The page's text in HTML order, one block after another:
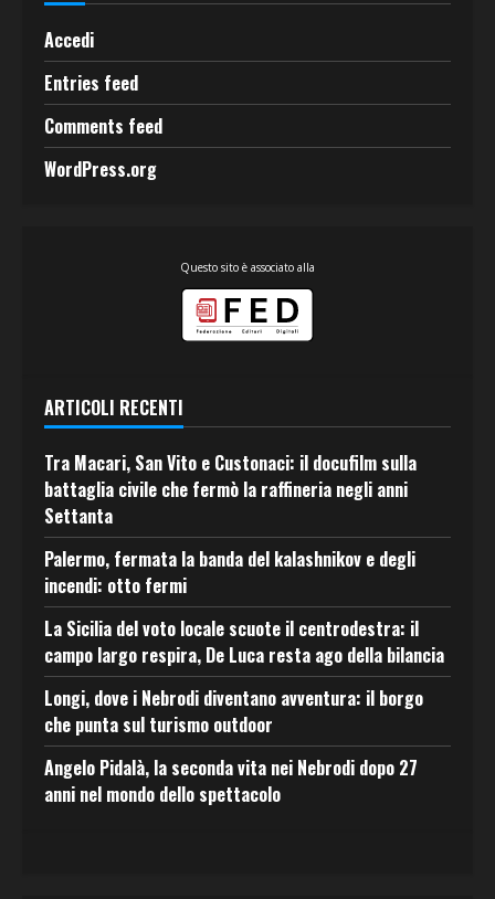
Accedi
Entries feed
Comments feed
WordPress.org
Questo sito è associato alla
ARTICOLI RECENTI
Tra Macari, San Vito e Custonaci: il docufilm sulla
battaglia civile che fermò la raffineria negli anni
Settanta
Palermo, fermata la banda del kalashnikov e degli
incendi: otto fermi
La Sicilia del voto locale scuote il centrodestra: il
campo largo respira, De Luca resta ago della bilancia
Longi, dove i Nebrodi diventano avventura: il borgo
che punta sul turismo outdoor
Angelo Pidalà, la seconda vita nei Nebrodi dopo 27
anni nel mondo dello spettacolo